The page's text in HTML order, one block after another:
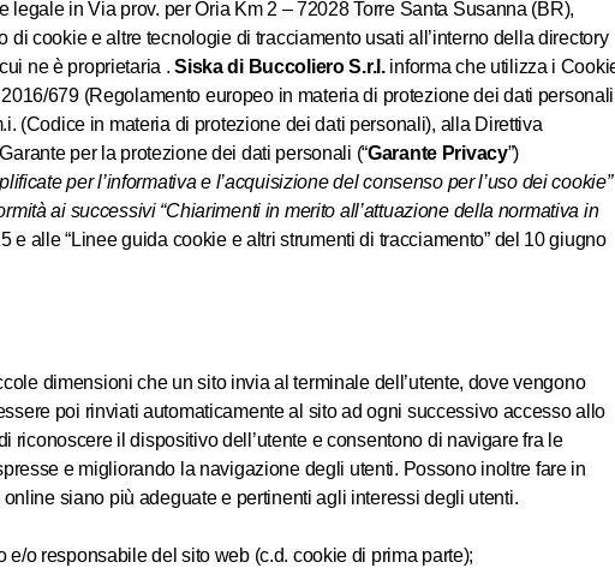
legale in Via prov. per Oria Km 2 – 72028 Torre Santa Susanna (BR),
di cookie e altre tecnologie di tracciamento usati all’interno della directory
ne è proprietaria .Siska di Buccoliero S.r.l.informa che utilizza i
679 (Regolamento europeo in materia di protezione dei dati
(Codice in materia di protezione dei dati personali), alla Direttiva
per la protezione dei dati personali (“Garante Privacy”)
per l’informativa e l’acquisizione del consenso per l’uso dei cookie”
ai successivi “Chiarimenti in merito all’attuazione della normativa in
e alle “Linee guida cookie e altri strumenti di tracciamento” del 10 giugno
dimensioni che un sito invia al terminale dell’utente, dove vengono
poi rinviati automaticamente al sito ad ogni successivo accesso allo
riconoscere il dispositivo dell’utente e consentono di navigare fra le
e migliorando la navigazione degli utenti. Possono inoltre fare in
siano più adeguate e pertinenti agli interessi degli utenti.
e/o responsabile del sito web (c.d. cookie di prima parte);